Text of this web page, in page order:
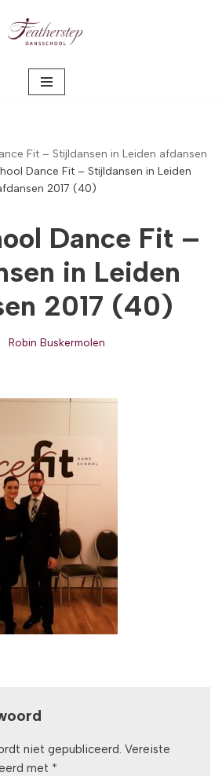
Fit – Stijldansen in Leiden afdansen
Dance Fit – Stijldansen in Leiden
2017 (40)
Dance Fit –
in Leiden
2017 (40)
Robin Buskermolen
niet gepubliceerd. Vereiste
met *